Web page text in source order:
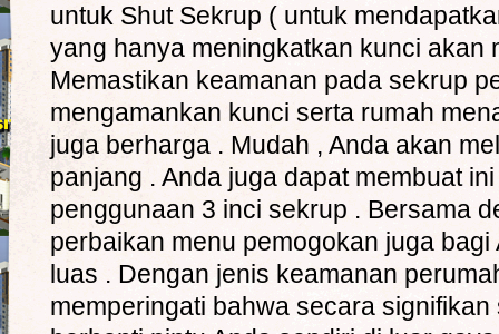
untuk Shut Sekrup ( untuk
yang hanya meningkatkan kunci akan
Memastikan keamanan pada sekrup
mengamankan kunci serta rumah
juga berharga . Mudah , Anda akan
panjang . Anda juga dapat membuat
penggunaan 3 inci sekrup . Bersama
perbaikan menu pemogokan juga bagi
luas . Dengan jenis keamanan
memperingati bahwa secara